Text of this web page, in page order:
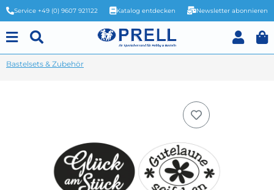
Service +49 (0) 9607 921122 Katalog entdecken Newsletter abonnieren
Bastelsets & Zubehör